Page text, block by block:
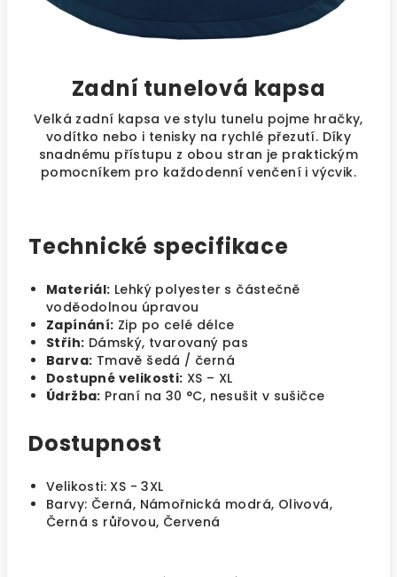
Zadní tunelová kapsa
Velká zadní kapsa ve stylu tunelu pojme hračky,
vodítko nebo i tenisky na rychlé přezutí. Díky
snadnému přístupu z obou stran je praktickým
pomocníkem pro každodenní venčení i výcvik.
Technické specifikace
Materiál: Lehký polyester s částečně
voděodolnou úpravou
Zapínání: Zip po celé délce
Střih: Dámský, tvarovaný pas
Barva: Tmavě šedá / černá
Dostupné velikosti: XS – XL
Údržba: Praní na 30 °C, nesušit v sušičce
Dostupnost
Velikosti: XS - 3XL
Barvy: Černá, Námořnická modrá, Olivová,
Černá s růřovou, Červená